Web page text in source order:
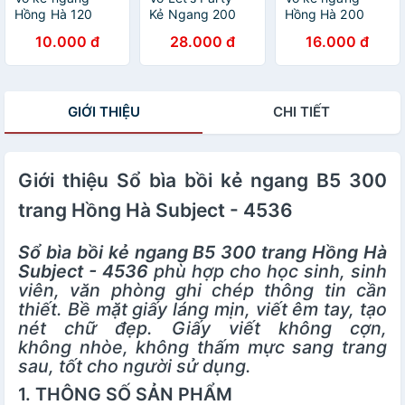
Hồng Hà 120
- Sao Mai Best
memories 1687
82-84 ISO (Giao
10.000 đ
Kẻ Ngang 200
- Hồng Hà 1426
(Mẫu Màu Giao
28.000 đ
Hồng Hà 200
- Sao Mai Best
memories 1688
82-84 ISO (Giao
16.000 đ
GIỚI THIỆU CHI TIẾT
Giới thiệu Sổ bìa bồi kẻ ngang B5 300
trang Hồng Hà Subject - 4536
Sổ bìa bồi kẻ ngang B5 300 trang Hồng Hà
Subject - 4536 phù hợp cho học sinh, sinh
viên, văn phòng ghi chép thông tin cần
thiết. Bề mặt giấy láng mịn, viết êm tay, tạo
nét chữ đẹp. Giấy viết không cợn,
không nhòe, không thấm mực sang trang
sau, tốt cho người sử dụng.
1. THÔNG SỐ SẢN PHẨM